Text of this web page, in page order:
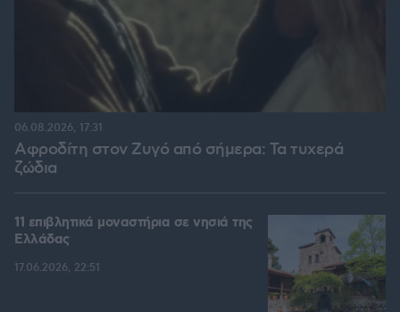
Αφροδίτη στον Ζυγό από σήμερα: Τα τυχερά
ζώδια
06.08.2026, 17:31
11 επιβλητικά μοναστήρια σε νησιά της
Ελλάδας
17.06.2026, 22:51